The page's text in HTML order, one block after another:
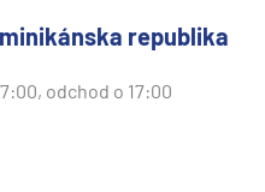
republika
odchod o 17:00